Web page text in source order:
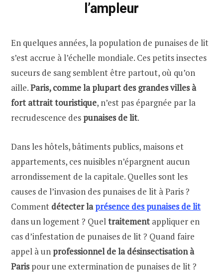
l’ampleur
En quelques années, la population de punaises de lit
s’est accrue à l’échelle mondiale. Ces petits insectes
suceurs de sang semblent être partout, où qu’on
aille.Paris, comme la plupart des grandes villes à
fort attrait touristique, n’est pas épargnée par la
recrudescence des punaises de lit.
Dans les hôtels, bâtiments publics, maisons et
appartements, ces nuisibles n’épargnent aucun
arrondissement de la capitale. Quelles sont les
causes de l’invasion des punaises de lit à Paris ?
Comment détecter laprésence des punaises de lit
dans un logement ? Queltraitementappliquer en
cas d’infestation de punaises de lit ? Quand faire
appel à un professionnel de la désinsectisation à
Parispour une extermination de punaises de lit ?